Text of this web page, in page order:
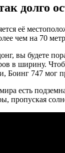
долго
её
чем на 70
вы будете
в ширину.
Боинг 747 мог
есть
пропуская